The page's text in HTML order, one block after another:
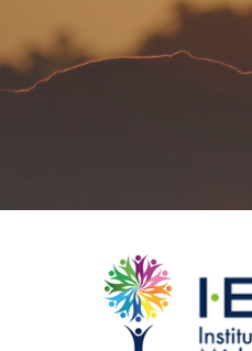
Formation
naturopathe